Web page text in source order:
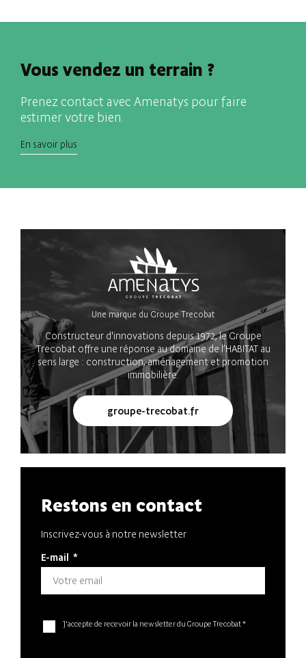
Vous vendez un terrain ?
Prenez contact avec Amenatys pour faire
estimer votre bien.
En savoir plus
Une marque du Groupe Trecobat
Constructeur d'innovations depuis 1972, le Groupe
Trecobat offre une réponse au domaine de l’HABITAT au
sens large : construction, aménagement et promotion
immobilière.
groupe-trecobat.fr
Restons en contact
Inscrivez-vous à notre newsletter
E-mail *
J'accepte de recevoir la newsletter du Groupe Trecobat *